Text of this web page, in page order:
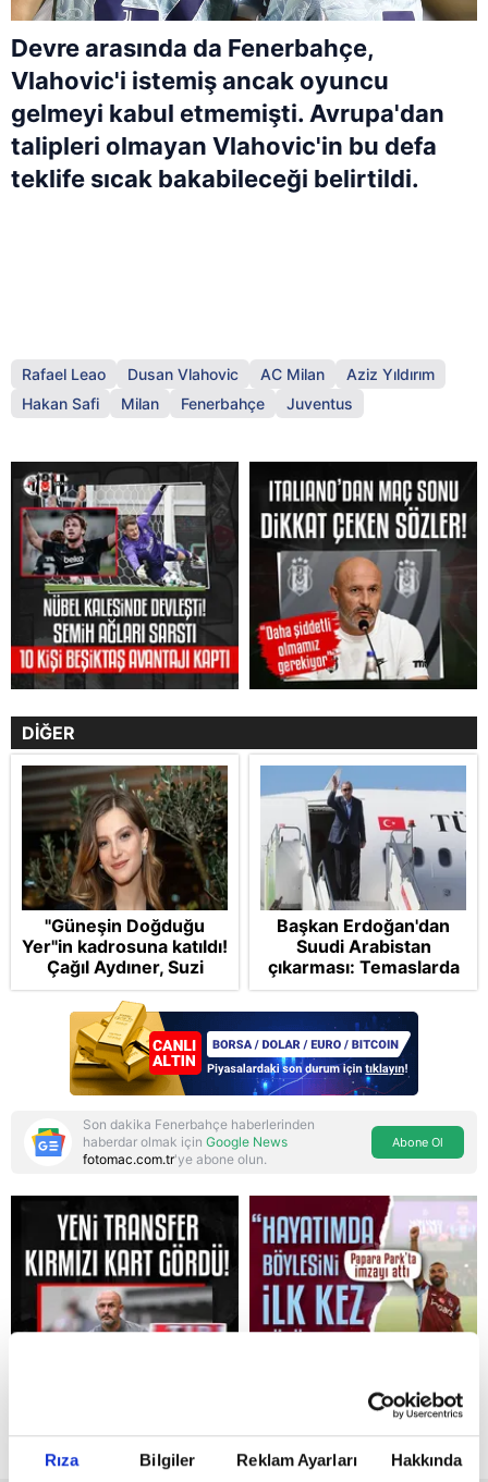
Rıza Bilgiler Reklam Ayarları Hakkında
Reddet
Devre arasında da Fenerbahçe,
Vlahovic'i istemiş ancak oyuncu
gelmeyi kabul etmemişti. Avrupa'dan
talipleri olmayan Vlahovic'in bu defa
teklife sıcak bakabileceği belirtildi.
Rafael Leao Dusan Vlahovic AC Milan
Aziz Yıldırım
Hakan Safi
Milan Fenerbahçe Juventus
DİĞER
"Güneşin Doğduğu
Yer"in kadrosuna katıldı!
Çağıl Aydıner, Suzi
karakteriyle geliyor
Başkan Erdoğan'dan
Suudi Arabistan
çıkarması: Temaslarda
bulunacak
Son dakika Fenerbahçe haberlerinden
haberdar olmak için Google News
fotomac.com.tr'ye abone olun.
Abone Ol